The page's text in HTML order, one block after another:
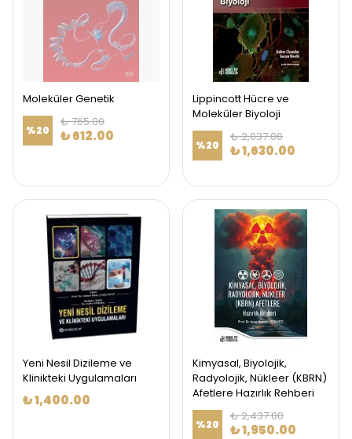
Moleküler Genetik
%20
₺ 765.00
₺ 612.00
Lippincott Hücre ve
Moleküler Biyoloji
%20
₺ 2,037.00
₺ 1,630.00
Yeni Nesil Dizileme ve
Klinikteki Uygulamaları
₺ 1,400.00
Kimyasal, Biyolojik,
Radyolojik, Nükleer (KBRN)
Afetlere Hazırlık Rehberi
%20
₺ 2,437.00
₺ 1,950.00